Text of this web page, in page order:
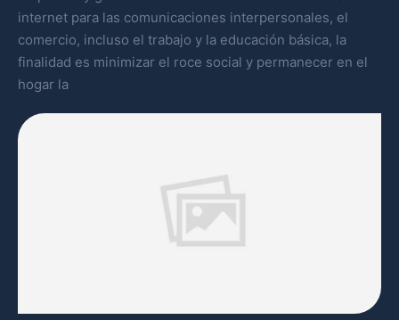
internet para las comunicaciones interpersonales, el
comercio, incluso el trabajo y la educación básica, la
finalidad es minimizar el roce social y permanecer en el
hogar la